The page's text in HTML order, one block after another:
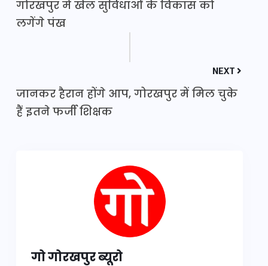
गोरखपुर में खेल सुविधाओं के विकास को
लगेंगे पंख
NEXT
जानकर हैरान होंगे आप, गोरखपुर में मिल चुके
हैं इतने फर्जी शिक्षक
गो गोरखपुर ब्यूरो